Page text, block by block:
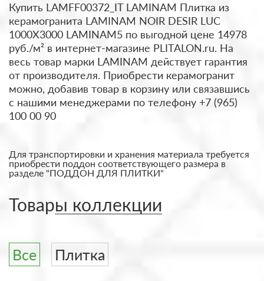
Купить LAMFF00372_IT LAMINAM Плитка из
керамогранита LAMINAM NOIR DESIR LUC
1000X3000 LAMINAM5 по выгодной цене 14978
руб./м² в интернет-магазине PLITALON.ru. На
весь товар марки LAMINAM действует гарантия
от производителя. Приобрести керамогранит
можно, добавив товар в корзину или связавшись
с нашими менеджерами по телефону +7 (965)
100 00 90
Для транспортировки и хранения материала требуется
приобрести поддон соответствующего размера в
разделе "ПОДДОН ДЛЯ ПЛИТКИ"
Товары коллекции
Все Плитка